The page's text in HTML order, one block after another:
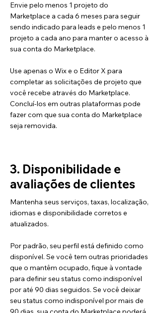
Envie pelo menos 1 projeto do
Marketplace a cada 6 meses para seguir
sendo indicado para leads e pelo menos 1
projeto a cada ano para manter o acesso à
sua conta do Marketplace.
Use apenas o Wix e o Editor X para
completar as solicitações de projeto que
você recebe através do Marketplace.
Concluí-los em outras plataformas pode
fazer com que sua conta do Marketplace
seja removida.
3. Disponibilidade e
avaliações de clientes
Mantenha seus serviços, taxas, localização,
idiomas e disponibilidade corretos e
atualizados.
Por padrão, seu perfil está definido como
disponível. Se você tem outras prioridades
que o mantêm ocupado, fique à vontade
para definir seu status como indisponível
por até 90 dias seguidos. Se você deixar
seu status como indisponível por mais de